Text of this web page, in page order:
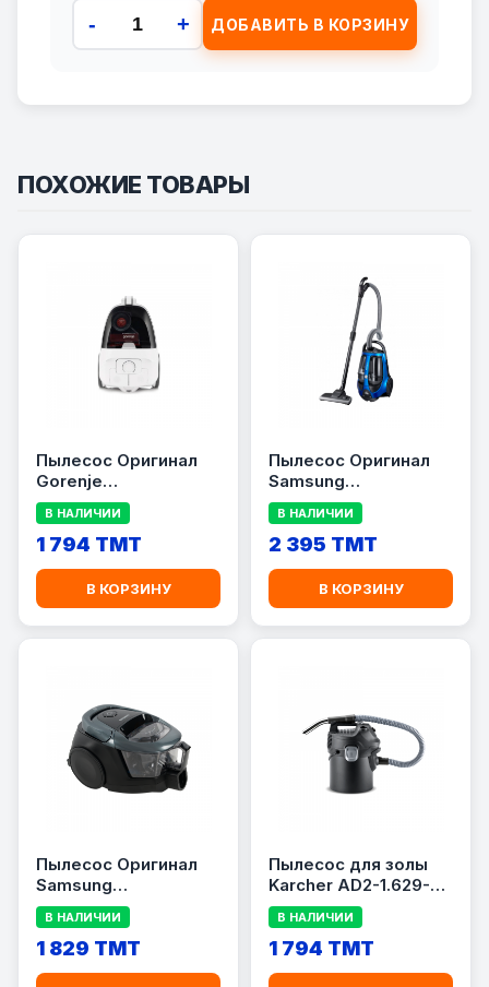
- + ДОБАВИТЬ В КОРЗИНУ
ПОХОЖИЕ ТОВАРЫ
Пылесос Оригинал
Gorenje
VC2101GALWCY
В НАЛИЧИИ
1 794 TMT
В КОРЗИНУ
Пылесос Оригинал
Samsung
VCC885BH36/XEV
В НАЛИЧИИ
2 395 TMT
В КОРЗИНУ
Пылесос Оригинал
Samsung
VC18M31C0HG/EV
В НАЛИЧИИ
1 829 TMT
Пылесос для золы
Karcher AD2-1.629-
711.0
В НАЛИЧИИ
1 794 TMT